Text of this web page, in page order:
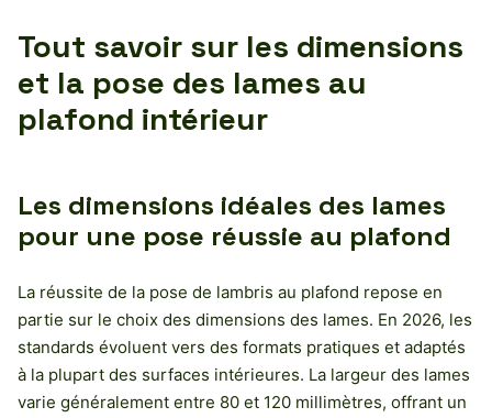
Tout savoir sur les dimensions
et la pose des lames au
plafond intérieur
Les dimensions idéales des lames
pour une pose réussie au plafond
La réussite de la pose de lambris au plafond repose en
partie sur le choix des dimensions des lames. En 2026, les
standards évoluent vers des formats pratiques et adaptés
à la plupart des surfaces intérieures. La largeur des lames
varie généralement entre 80 et 120 millimètres, offrant un